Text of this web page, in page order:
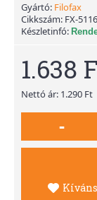
Gyártó: Filofax
Cikkszám: FX-
Készletinfó:
1.638
Nettó ár: 1.290 Ft
-